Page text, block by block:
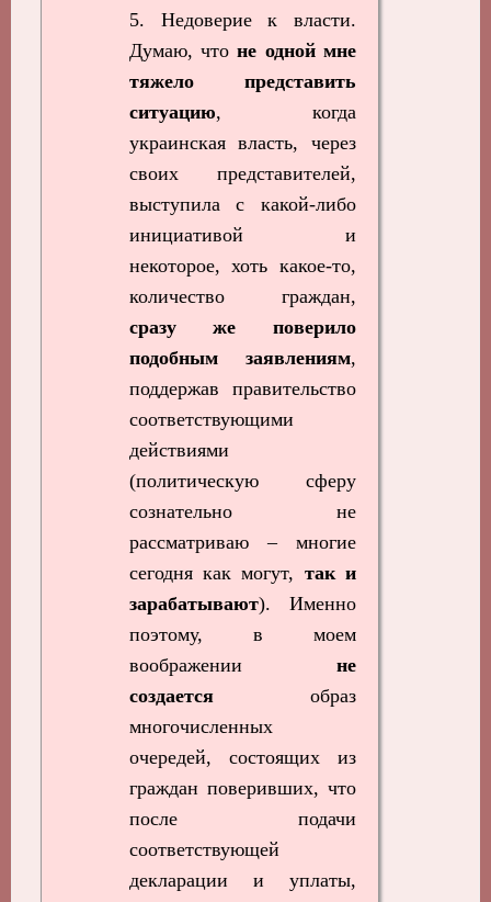
5. Недоверие к власти.
Думаю, чтоне одной мне
тяжело представить
ситуацию, когда
украинская власть, через
своих представителей,
выступила с какой-либо
инициативой и
некоторое, хоть какое-то,
количество граждан,
сразу же поверило
подобным заявлениям,
поддержав правительство
соответствующими
действиями
(политическую сферу
сознательно не
рассматриваю – многие
сегодня как могут, так и
зарабатывают). Именно
поэтому, в моем
воображении не
создается образ
многочисленных
очередей, состоящих из
граждан поверивших, что
после подачи
соответствующей
декларации и уплаты,